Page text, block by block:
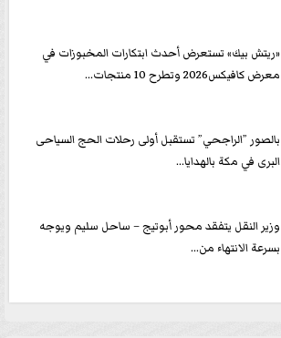
«ريتش بيك» تستعرض أحدث ابتكارات المخبوزات في
معرض كافيكس2026 وتطرح 10 منتجات...
بالصور ”الراجحي” تستقبل أولى رحلات الحج السياحى
البرى في مكة بالهدايا...
وزير النقل يتفقد محور أبوتيج – ساحل سليم ويوجه
بسرعة الانتهاء من...